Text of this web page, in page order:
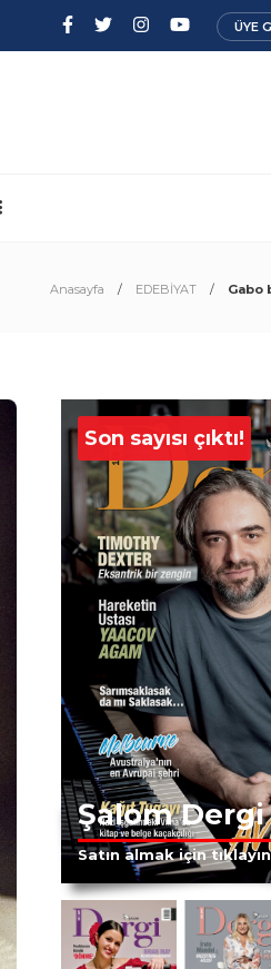
ÜYE
Anasayfa EDEBİYAT Gabo
Son sayısı çıktı!
Şalom Dergi
Satın almak için